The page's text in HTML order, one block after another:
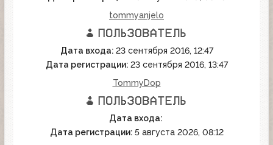
tommyanjelo
Дата входа: 23 сентября 2016, 12:47
Дата регистрации: 23 сентября 2016, 13:47
TommyDop
Дата входа:
Дата регистрации: 5 августа 2026, 08:12